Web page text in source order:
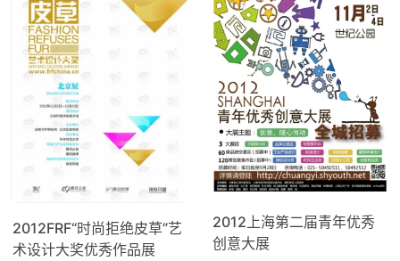
2012FRF“时尚拒绝皮草”艺
术设计大奖优秀作品展
2012上海第二届青年优秀
创意大展